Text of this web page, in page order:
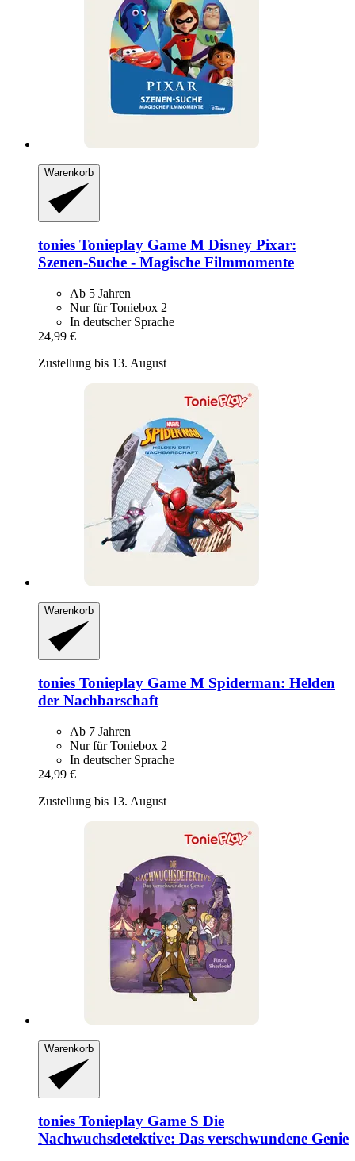
Warenkorb
tonies Tonieplay Game M Disney Pixar:
Szenen-​Suche -​ Magische Filmmomente
Ab 5 Jahren
Nur für Toniebox 2
In deutscher Sprache
24,99 €
Zustellung bis 13. August
Warenkorb
tonies Tonieplay Game M Spiderman: Helden
der Nachbarschaft
Ab 7 Jahren
Nur für Toniebox 2
In deutscher Sprache
24,99 €
Zustellung bis 13. August
Warenkorb
tonies Tonieplay Game S Die
Nachwuchsdetektive: Das verschwundene Genie